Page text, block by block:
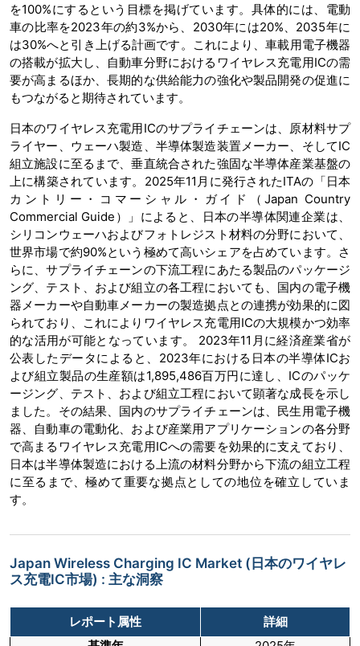
を100%にするという目標を掲げています。具体的には、電動
車の比率を2023年の約3%から、2030年には20%、2035年に
は30%へと引き上げる計画です。これにより、車載用電子機器
の搭載が拡大し、自動車分野におけるワイヤレス充電用ICの需
要が高まるほか、長期的な供給能力の強化や製品開発の促進に
もつながると期待されています。
日本のワイヤレス充電用ICのサプライチェーンは、原材料サプ
ライヤー、ウェーハ製造、半導体製造装置メーカー、そしてIC
組立施設に至るまで、垂直統合された強固な半導体産業基盤の
上に構築されています。2025年11月に発行されたITAの「日本
カントリー・コマーシャル・ガイド（Japan Country
Commercial Guide）」によると、日本の半導体関連企業は、
シリコンウェーハおよびフォトレジスト材料の分野において、
世界市場で約90%という極めて高いシェアを占めています。さ
らに、サプライチェーンの下流工程にあたる製品のパッケージ
ング、テスト、および組立の各工程においても、国内の電子機
器メーカーや自動車メーカーの製造拠点との連携が効果的に図
られており、これによりワイヤレス充電用ICの大規模かつ効率
的な活用が可能となっています。 2023年11月に経済産業省が
公表したデータによると、2023年における日本の半導体ICお
よび組立製品の生産額は1,895,486百万円に達し、ICのパッケ
ージング、テスト、および組立工程において顕著な成長を示し
ました。その結果、国内のサプライチェーンは、民生用電子機
器、自動車の電動化、および産業用アプリケーションの各分野
で高まるワイヤレス充電用ICへの需要を効果的に支えており、
日本は半導体製造における上流の材料分野から下流の組立工程
に至るまで、極めて重要な拠点としての地位を確立していま
す。
Japan Wireless Charging IC Market (日本のワイヤレ
ス充電IC市場) : 主な洞察
レポート属性
詳細